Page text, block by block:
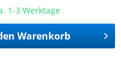
1-3 Werktage
Warenkorb